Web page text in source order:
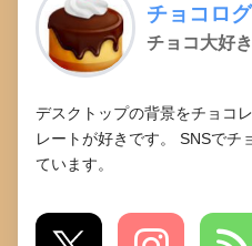
チョコログ
チョコ大好
デスクトップの背景をチョコ
レートが好きです。 SNSでチ
ています。